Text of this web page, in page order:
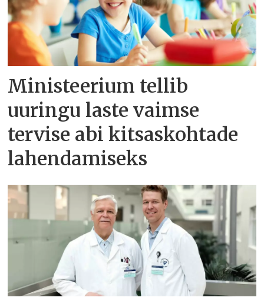
Ministeerium tellib
uuringu laste vaimse
tervise abi kitsaskohtade
lahendamiseks